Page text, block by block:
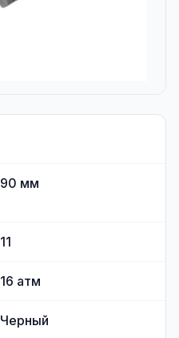
90 мм
11
16 атм
Черный